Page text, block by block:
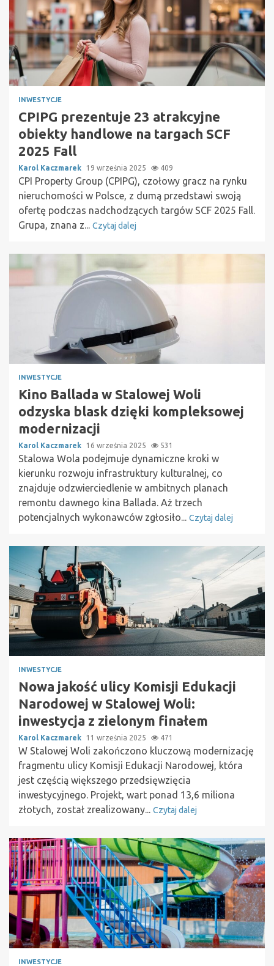
INWESTYCJE
CPIPG prezentuje 23 atrakcyjne
obiekty handlowe na targach SCF
2025 Fall
Karol Kaczmarek 19 września 2025 409
CPI Property Group (CPIPG), czołowy gracz na rynku
nieruchomości w Polsce, z dumą przedstawi swoją
ofertę podczas nadchodzących targów SCF 2025 Fall.
Grupa, znana z... Czytaj dalej
INWESTYCJE
Kino Ballada w Stalowej Woli
odzyska blask dzięki kompleksowej
modernizacji
Karol Kaczmarek 16 września 2025 531
Stalowa Wola podejmuje dynamiczne kroki w
kierunku rozwoju infrastruktury kulturalnej, co
znajduje odzwierciedlenie w ambitnych planach
remontu dawnego kina Ballada. Aż trzech
potencjalnych wykonawców zgłosiło... Czytaj dalej
INWESTYCJE
Nowa jakość ulicy Komisji Edukacji
Narodowej w Stalowej Woli:
inwestycja z zielonym finałem
Karol Kaczmarek 11 września 2025 471
W Stalowej Woli zakończono kluczową modernizację
fragmentu ulicy Komisji Edukacji Narodowej, która
jest częścią większego przedsięwzięcia
inwestycyjnego. Projekt, wart ponad 13,6 miliona
złotych, został zrealizowany... Czytaj dalej
INWESTYCJE